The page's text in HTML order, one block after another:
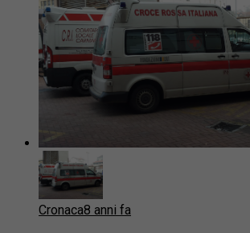
Cronaca8 anni fa